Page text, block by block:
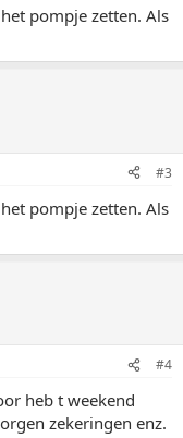
pompje zetten. Als
#3
pompje zetten. Als
#4
heb t weekend
zekeringen enz.